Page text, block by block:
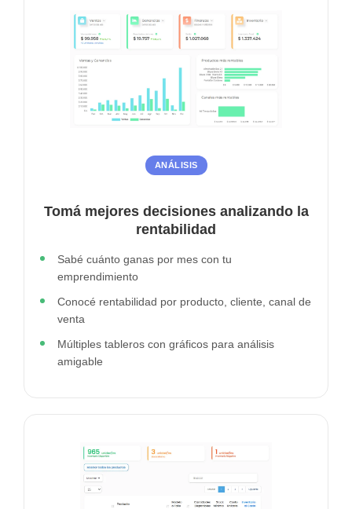
ANÁLISIS
Tomá mejores decisiones analizando la
rentabilidad
Sabé cuánto ganas por mes con tu
emprendimiento
Conocé rentabilidad por producto, cliente, canal de
venta
Múltiples tableros con gráficos para análisis
amigable